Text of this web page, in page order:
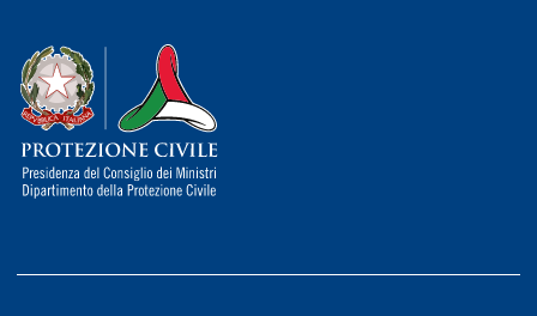
Dipartimento della Protezione Civile